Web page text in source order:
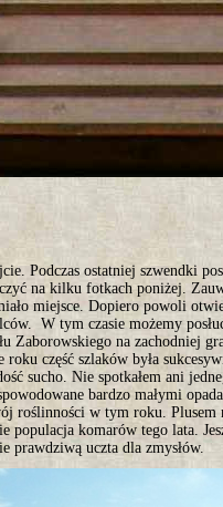
zapraszamy
Podczas ostatniej szwendki
na kilku fotkach poniżej.
miejsce. Dopiero powoli
W tym czasie możemy
Zaborowskiego na zachodniej
roku część szlaków była
sucho. Nie spotkałem ani
bardzo małymi
roślinności w tym roku. Plusem
populacja komarów tego lata.
prawdziwą uczta dla zmysłów.